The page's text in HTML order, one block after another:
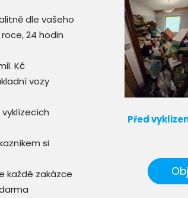
dle vašeho
24 hodin
Kč
vozy
si
každé zakázce
Před